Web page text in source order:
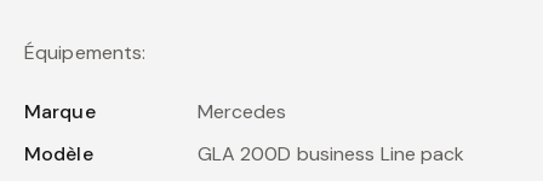
Équipements:
Marque
Mercedes
Modèle
GLA 200D business Line pack